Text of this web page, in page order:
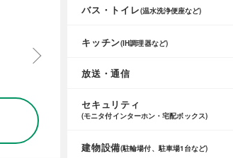
バス・トイレ(温水洗浄便座など)
キッチン(IH調理器など)
放送・通信
セキュリティ
(モニタ付インターホン・宅配ボックス)
建物設備(駐輪場付、駐車場1台など)